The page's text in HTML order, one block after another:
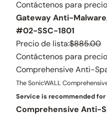
Contáctenos para precio
Gateway Anti-
#02-SSC-1801
Precio de lista:$885.00
Contáctenos para precio
Comprehensive Anti-
The SonicWALL
Service is recommended
Comprehensive Anti-